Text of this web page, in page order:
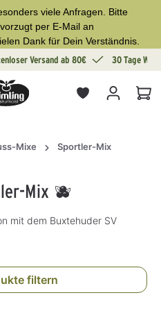
viele Anfragen. Bitte
per E-Mail an
Dank für Dein Verständnis.
Versand ab 80€ 30 Tage
Mixe Sportler-Mix
Mix 🫐
mit dem Buxtehuder SV
filtern